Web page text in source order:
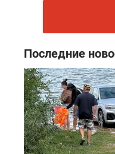
Последние